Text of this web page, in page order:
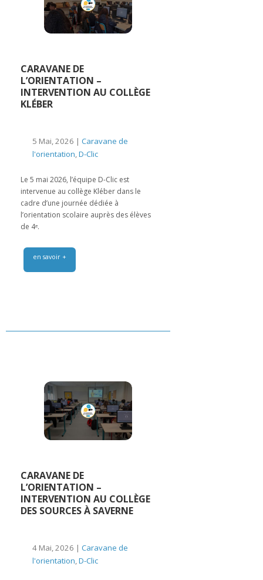
CARAVANE DE
L’ORIENTATION –
INTERVENTION AU COLLÈGE
KLÉBER
5 Mai, 2026 | Caravane de
l'orientation,D-Clic
Le 5 mai 2026, l’équipe D-Clic est
intervenue au collège Kléber dans le
cadre d’une journée dédiée à
l’orientation scolaire auprès des élèves
de 4ᵉ.
en savoir +
CARAVANE DE
L’ORIENTATION –
INTERVENTION AU COLLÈGE
DES SOURCES À SAVERNE
4 Mai, 2026 | Caravane de
l'orientation,D-Clic